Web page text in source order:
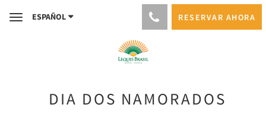
ToggleESPAÑOL RESERVAR AHORA
DIA DOS NAMORADOS